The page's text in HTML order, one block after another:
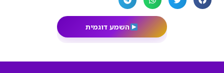
השמע דוגמית